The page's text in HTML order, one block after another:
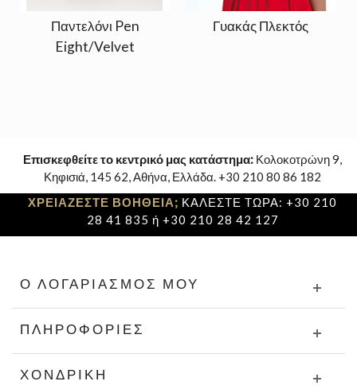
Παντελόνι Pen
Eight/Velvet
Γυακάς Πλεκτός
Επισκεφθείτε το κεντρικό μας κατάστημα: Κολοκοτρώνη 9,
Κηφισιά, 145 62, Αθήνα, Ελλάδα. +30 210 80 86 182
ΧΡΕΙΑΖΕΣΤΕ ΒΟΗΘΕΙΑ; ΚΑΛΕΣΤΕ ΤΩΡΑ: +30 210
28 41 835 ή +30 210 28 42 127
Ο ΛΟΓΑΡΙΑΣΜΌΣ ΜΟΥ
ΠΛΗΡΟΦΟΡΊΕΣ
ΧΟΝΔΡΙΚΉ